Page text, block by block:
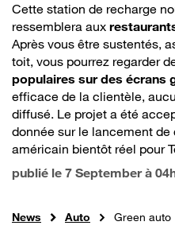
Cette station de recharge
ressemblera aux
Après vous être sustentés,
toit, vous pourrez regarder
populaires sur des écrans
efficace de la clientèle,
diffusé. Le projet a été
donnée sur le lancement
américain bientôt réel pour
publié le 7 September à
News Auto Green auto